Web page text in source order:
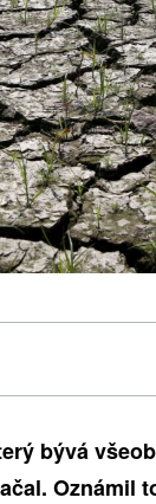
bývá
Oznámil